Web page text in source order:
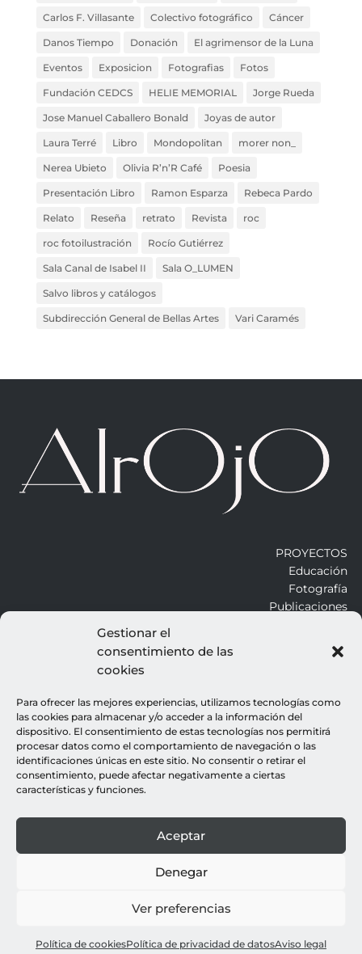
Gestionar el
consentimiento de las
cookies
Para ofrecer las mejores experiencias, utilizamos tecnologías como
las cookies para almacenar y/o acceder a la información del
dispositivo. El consentimiento de estas tecnologías nos permitirá
procesar datos como el comportamiento de navegación o las
identificaciones únicas en este sitio. No consentir o retirar el
consentimiento, puede afectar negativamente a ciertas
características y funciones.
Aceptar
Denegar
Ver preferencias
Política de cookiesPolítica de privacidad de datosAviso legal
Carlos F. Villasante Colectivo fotográfico Cáncer
Danos Tiempo Donación El agrimensor de la Luna
Eventos Exposicion Fotografias Fotos
Fundación CEDCS HELIE MEMORIAL Jorge Rueda
Jose Manuel Caballero Bonald Joyas de autor
Laura Terré Libro Mondopolitan morer non_
Nerea Ubieto Olivia R’n’R Café Poesia
Presentación Libro Ramon Esparza Rebeca Pardo
Relato Reseña retrato Revista roc
roc fotoilustración Rocío Gutiérrez
Sala Canal de Isabel II Sala O_LUMEN
Salvo libros y catálogos
Subdirección General de Bellas Artes Vari Caramés
PROYECTOS
Educación
Fotografía
Publicaciones
ALROJO
Contacto
LEGALES
© all rights reserved : rocio gutierrez
webdesign : espacio azul